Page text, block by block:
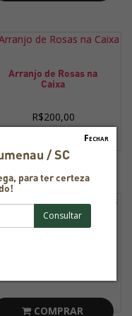
Arranjo de Rosas na
Caixa
R$200,00
COMPRAR
COMPRAR
Fechar
/ SC
para ter certeza